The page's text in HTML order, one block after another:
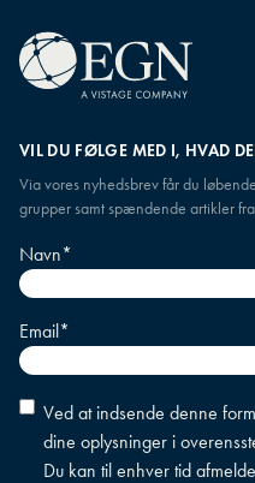
VIL DU FØLGE MED I, HVAD
Via vores nyhedsbrev får du
grupper samt spændende artikler
Navn*
Email*
Accepter
betingelser*
Ved at indsende denne
dine oplysninger i
Du kan til enhver tid